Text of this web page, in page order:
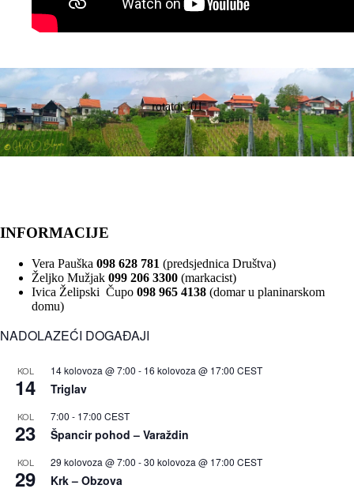
rotator_01
INFORMACIJE
Vera Pauška 098 628 781 (predsjednica Društva)
Željko Mužjak 099 206 3300 (markacist)
Ivica Želipski Čupo 098 965 4138 (domar u planinarskom
domu)
NADOLAZEĆI DOGAĐAJI
KOL
14
14 kolovoza @ 7:00 - 16 kolovoza @ 17:00 CEST
Triglav
KOL
23
7:00 - 17:00 CEST
Špancir pohod – Varaždin
KOL
29
29 kolovoza @ 7:00 -30 kolovoza @ 17:00 CEST
Krk – Obzova